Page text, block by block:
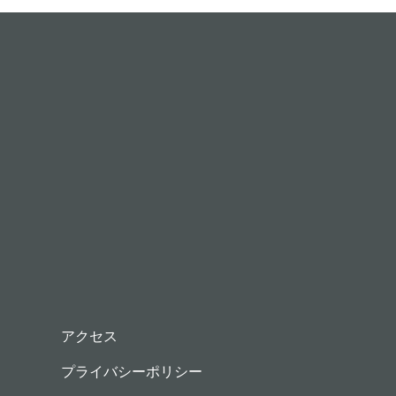
アクセス
プライバシーポリシー